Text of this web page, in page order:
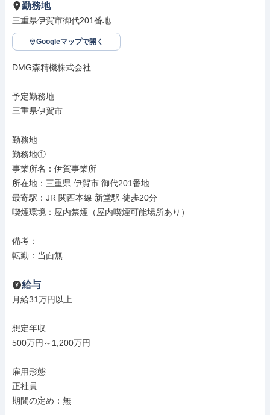
勤務地
三重県伊賀市御代201番地
Googleマップで開く
DMG森精機株式会社
予定勤務地
三重県伊賀市
勤務地
勤務地①
事業所名：伊賀事業所
所在地：三重県 伊賀市 御代201番地
最寄駅：JR 関西本線 新堂駅 徒歩20分
喫煙環境：屋内禁煙（屋内喫煙可能場所あり）
備考：
転勤：当面無
給与
月給31万円以上
想定年収
500万円～1,200万円
雇用形態
正社員
期間の定め：無